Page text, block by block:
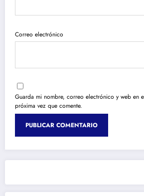
Correo electrónico
Guarda mi nombre, correo electrónico y web en
próxima vez que comente.